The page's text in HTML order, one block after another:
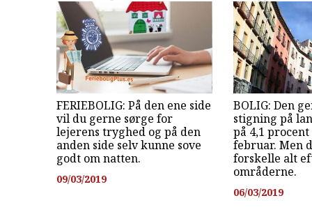
FERIEBOLIG: På den ene side
vil du gerne sørge for
lejerens tryghed og på den
anden side selv kunne sove
godt om natten.
09/03/2019
BOLIG: Den
stigning på
på 4,1
februar. Men
forskelle alt
områderne.
06/03/2019